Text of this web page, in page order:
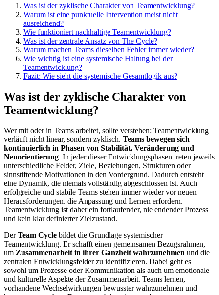
Was ist der zyklische Charakter von Teamentwicklung?
Warum ist eine punktuelle Intervention meist nicht
ausreichend?
Wie funktioniert nachhaltige Teamentwicklung?
Was ist der zentrale Ansatz von The Cycle?
Warum machen Teams dieselben Fehler immer wieder?
Wie wichtig ist eine systemische Haltung bei der
Teamentwicklung?
Fazit: Wie sieht die systemische Gesamtlogik aus?
Was ist der zyklische Charakter von
Teamentwicklung?
Wer mit oder in Teams arbeitet, sollte verstehen: Teamentwicklung
verläuft nicht linear, sondern zyklisch. Teams bewegen sich
kontinuierlich in Phasen von Stabilität, Veränderung und
Neuorientierung. In jeder dieser Entwicklungsphasen treten jeweils
unterschiedliche Felder, Ziele, Beziehungen, Strukturen oder
sinnstiftende Motivationen in den Vordergrund. Dadurch entsteht
eine Dynamik, die niemals vollständig abgeschlossen ist. Auch
erfolgreiche und stabile Teams stehen immer wieder vor neuen
Herausforderungen, die Anpassung und Lernen erfordern.
Teamentwicklung ist daher ein fortlaufender, nie endender Prozess
und kein klar definierter Zielzustand.
DerTeam Cycle bildet die Grundlage systemischer
Teamentwicklung. Er schafft einen gemeinsamen Bezugsrahmen,
um Zusammenarbeit in ihrer Ganzheit wahrzunehmen und die
zentralen Entwicklungsfelder zu identifizieren. Dabei geht es
sowohl um Prozesse oder Kommunikation als auch um emotionale
und kulturelle Aspekte der Zusammenarbeit. Teams lernen,
vorhandene Wechselwirkungen bewusster wahrzunehmen und